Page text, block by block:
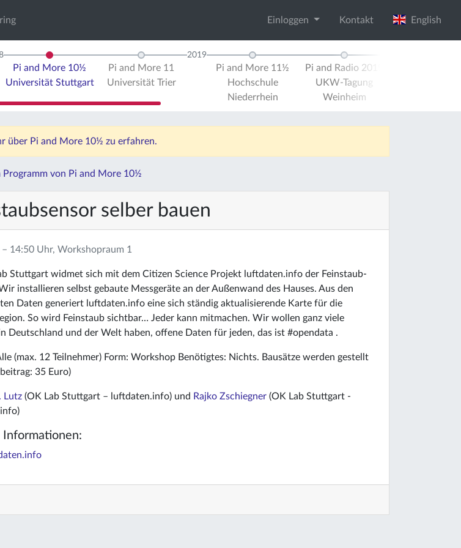
Einloggen Kontakt English
Pi and More 10½
Universität Stuttgart
Pi and More 11
Universität Trier
2019
Pi and More 11½
Hochschule
Niederrhein
Pi and Radio 2019
UKW-Tagung
Weinheim
über Pi and More 10½ zu erfahren.
Programm von Pi and More 10½
selber bauen
14:50 Uhr, Workshopraum 1
Stuttgart widmet sich mit dem Citizen Science Projekt luftdaten.info der Feinstaub­
installieren selbst gebaute Messgeräte an der Außenwand des Hauses. Aus den
Daten generiert luftdaten.info eine sich ständig aktualisierende Karte für die
So wird Feinstaub sichtbar… Jeder kann mitmachen. Wir wollen ganz viele
Deutschland und der Welt haben, offene Daten für jeden, das ist #opendata .
(max. 12 Teilnehmer) Form: Workshop Benötigtes: Nichts. Bausätze werden gestellt
35 Euro)
Lutz (OK Lab Stuttgart – luftdaten.info) und Rajko Zschiegner (OK Lab Stuttgart -